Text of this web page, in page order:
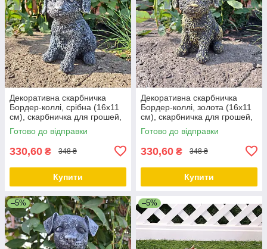
Декоративна скарбничка
Бордер-коллі, срібна (16х11
см), скарбничка для грошей,
скарбничка у вигляді собачки
Готово до відправки
330,60 ₴ 348 ₴
Купити
Декоративна скарбничка
Бордер-коллі, золота (16х11
см), скарбничка для грошей,
скарбничка у вигляді собачки
Готово до відправки
330,60 ₴ 348 ₴
Купити
–5% –5%